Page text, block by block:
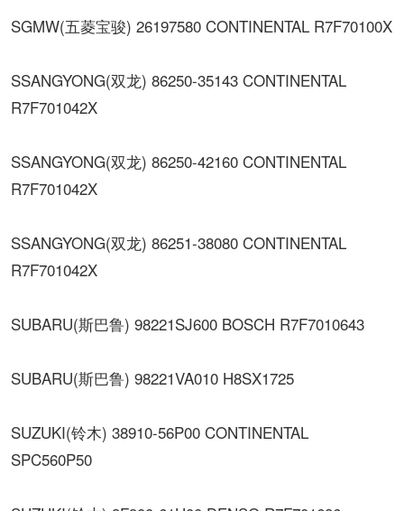
SGMW(五菱宝骏) 26197580 CONTINENTAL R7F70100X
SSANGYONG(双龙) 86250-35143 CONTINENTAL
R7F701042X
SSANGYONG(双龙) 86250-42160 CONTINENTAL
R7F701042X
SSANGYONG(双龙) 86251-38080 CONTINENTAL
R7F701042X
SUBARU(斯巴鲁) 98221SJ600 BOSCH R7F7010643
SUBARU(斯巴鲁) 98221VA010 H8SX1725
SUZUKI(铃木) 38910-56P00 CONTINENTAL
SPC560P50